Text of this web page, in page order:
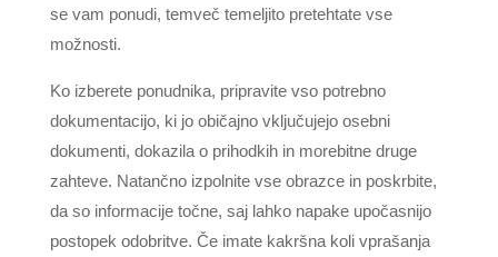
se vam ponudi, temveč temeljito pretehtate vse
možnosti.
Ko izberete ponudnika, pripravite vso potrebno
dokumentacijo, ki jo običajno vključujejo osebni
dokumenti, dokazila o prihodkih in morebitne druge
zahteve. Natančno izpolnite vse obrazce in poskrbite,
da so informacije točne, saj lahko napake upočasnijo
postopek odobritve. Če imate kakršna koli vprašanja